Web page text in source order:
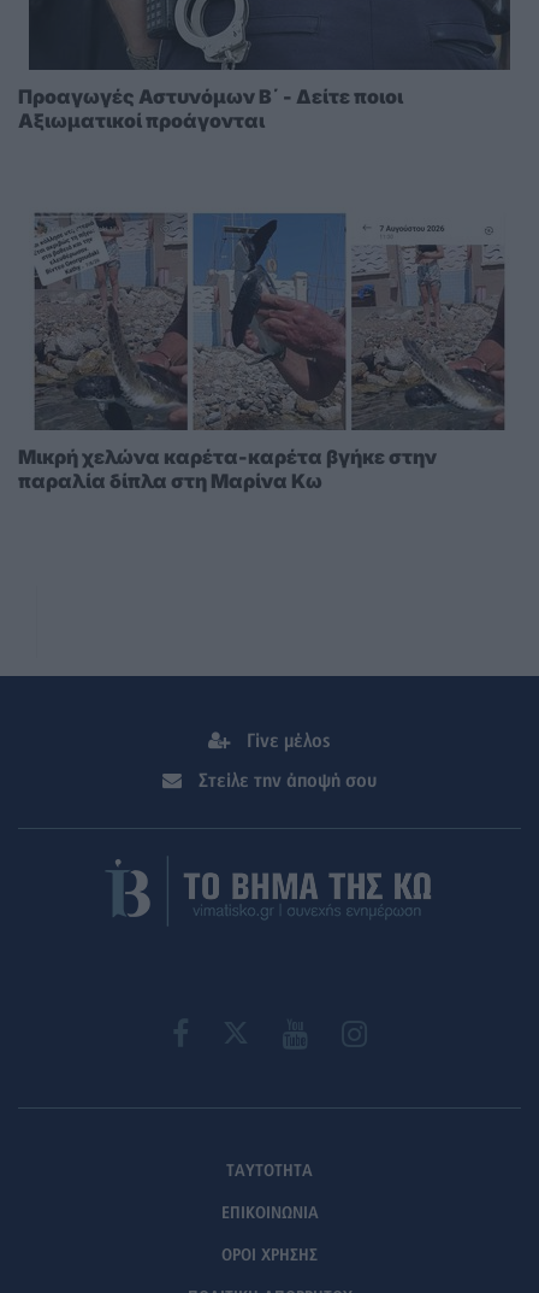
Προαγωγές Αστυνόμων Β΄ - Δείτε ποιοι
Αξιωματικοί προάγονται
Μικρή χελώνα καρέτα-καρέτα βγήκε στην
παραλία δίπλα στη Μαρίνα Κω
Γίνε μέλος
Στείλε την άποψή σου
ΤΑΥΤΟΤΗΤΑ
ΕΠΙΚΟΙΝΩΝΙΑ
ΟΡΟΙ ΧΡΗΣΗΣ